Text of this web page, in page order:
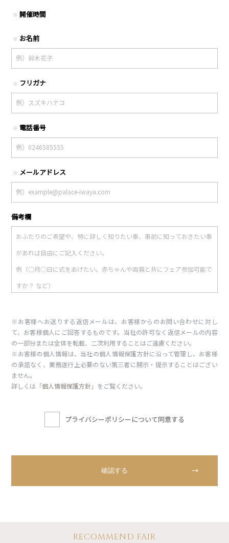
※ 開催時間
※ お名前
※ フリガナ
※ 電話番号
※ メールアドレス
備考欄
※お客様へお送りする返信メールは、お客様からのお問い合わせに対し
て、お客様個人にご回答するものです。当社の許可なく返信メールの内容
の一部分または全体を転載、二次利用することはご遠慮ください。
※お客様の個人情報は、当社の個人情報保護方針に沿って管理し、お客様
の承諾なく、業務遂行上必要のない第三者に開示・提示することはござい
ません。
詳しくは「個人情報保護方針」をご覧ください。
プライバシーポリシーについて同意する
RECOMMEND FAIR